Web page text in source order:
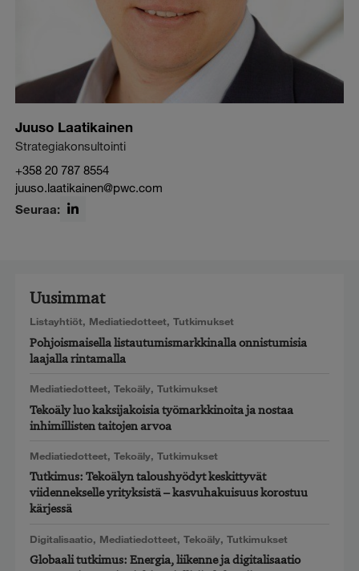
Juuso Laatikainen
Strategiakonsultointi
+358 20 787 8554
juuso.laatikainen@pwc.com
Seuraa:
Uusimmat
Listayhtiöt, Mediatiedotteet, Tutkimukset
Pohjoismaisella listautumismarkkinalla onnistumisia
laajalla rintamalla
Mediatiedotteet, Tekoäly, Tutkimukset
Tekoäly luo kaksijakoisia työmarkkinoita ja nostaa
inhimillisten taitojen arvoa
Mediatiedotteet, Tekoäly, Tutkimukset
Tutkimus: Tekoälyn taloushyödyt keskittyvät
viidennekselle yrityksistä – kasvuhakuisuus korostuu
kärjessä
Digitalisaatio, Mediatiedotteet, Tekoäly, Tutkimukset
Globaali tutkimus: Energia, liikenne ja digitalisaatio